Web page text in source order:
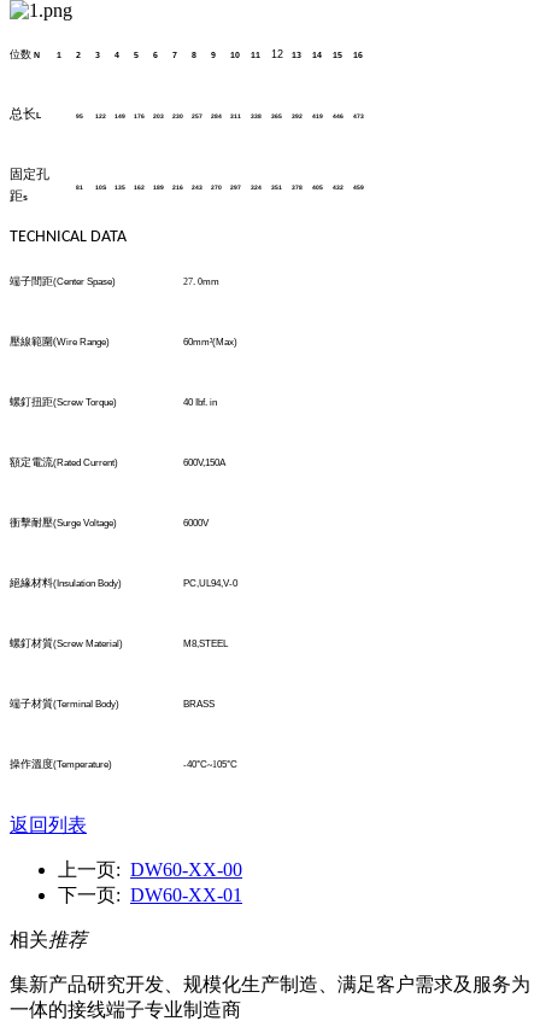
位数 N 1 2 3 4 5 6 7 8 9 10 11 12 13 14 15 16
总长 95 122 149 176 203 230 257 284 311 338 365 392 419 446 473
固定孔
距s
81 10S 135 162 189 216 243 270 297 324 351 378 405 432 459
TECHNICAL DATA
端子間距(Center Spase) 27. 0mm
壓線範圍(Wire Range) 60mm²(Max)
螺釘扭距(Screw Torque) 40 Ibf. in
額定電流(Rated Current) 600V,150A
衝擊耐壓(Surge Voltage) 6000V
絕緣材料(Insulation Body) PC,UL94,V-0
螺釘材質(Screw Material) M8,STEEL
端子材質(TerminaI Body) BRASS
操作溫度(Temperature) -40°C~105°C
返回列表
上一页: DW60-XX-00
下一页: DW60-XX-01
相关推荐
集新产品研究开发、规模化生产制造、满足客户需求及服务为
一体的接线端子专业制造商